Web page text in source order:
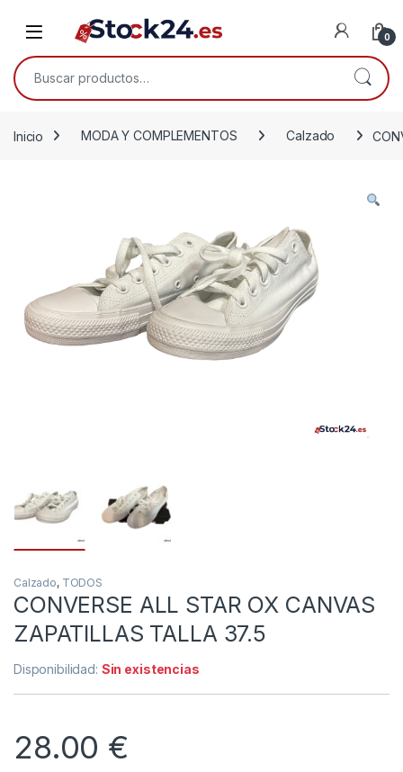
Open 0
Buscar por:
Inicio MODA Y COMPLEMENTOS Calzado
Calzado, TODOS
CONVERSE ALL STAR OX CANVAS
ZAPATILLAS TALLA 37.5
Disponibilidad: Sin existencias
28.00 €